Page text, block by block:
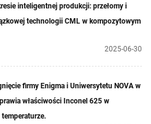
inteligentnej produkcji: przełomy i
technologii CML w kompozytowym
2025-06-30
firmy Enigma i Uniwersytetu NOVA w
właściwości Inconel 625 w